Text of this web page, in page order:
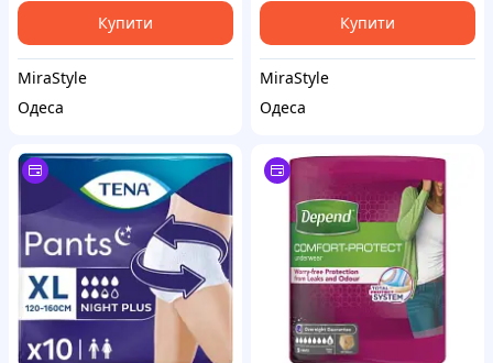
Купити
MiraStyle
Одеса
Купити
MiraStyle
Одеса